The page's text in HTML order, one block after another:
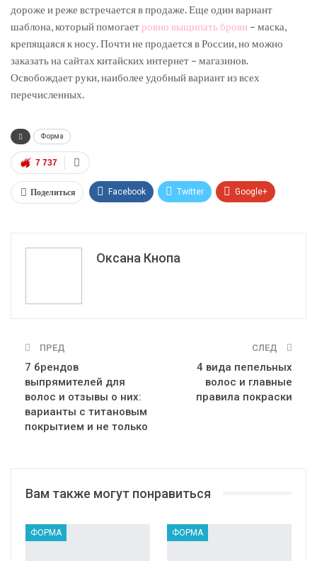
дороже и реже встречается в продаже. Еще один вариант
шаблона, который помогает ровно выщипать брови – маска,
крепящаяся к носу. Почти не продается в России, но можно
заказать на сайтах китайских интернет – магазинов.
Освобождает руки, наиболее удобный вариант из всех
перечисленных.
Форма
7 737
Поделиться Facebook Twitter Google+
Оксана Кнопа
ПРЕД
7 брендов
выпрямителей для
волос и отзывы о них:
варианты с титановым
покрытием и не только
СЛЕД
4 вида пепельных
волос и главные
правила покраски
Вам также могут понравиться
ФОРМА ФОРМА